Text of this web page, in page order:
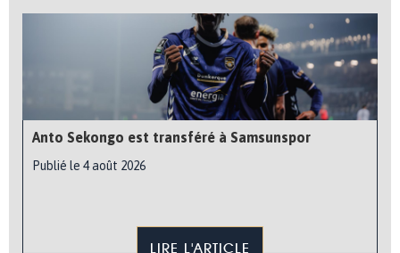
Anto Sekongo est transféré à Samsunspor
Publié le 4 août 2026
LIRE L'ARTICLE